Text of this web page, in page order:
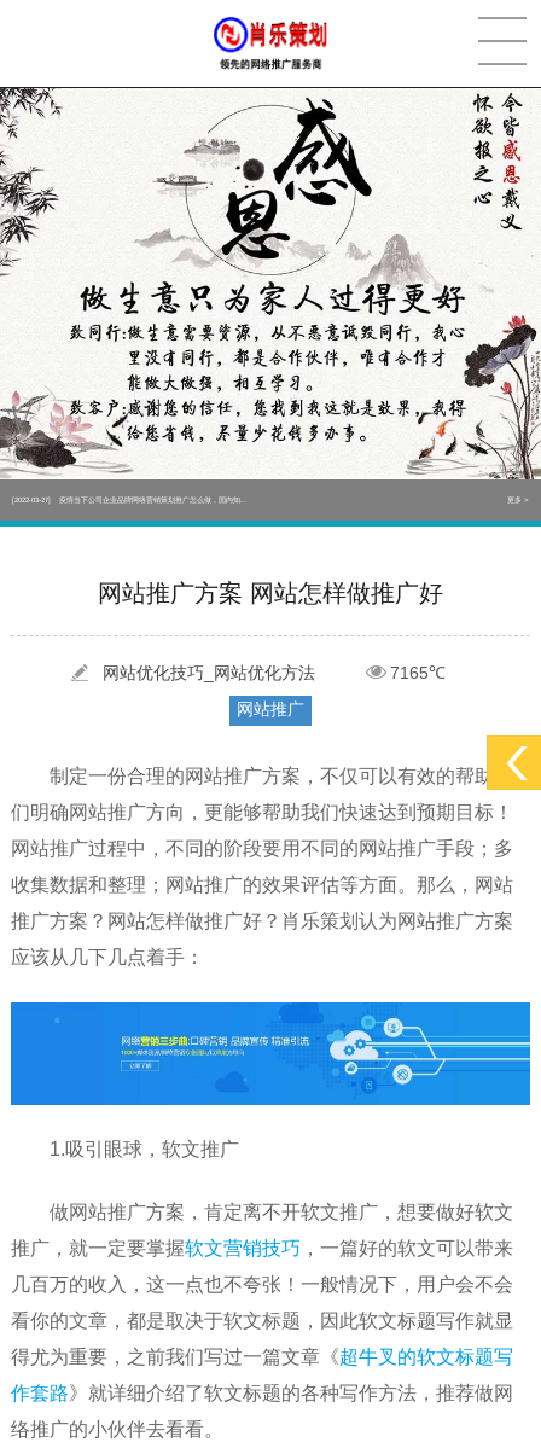
[2022-05-29] 实体门店如何做网络推广吸引客户，实体店网络营销技巧... 更多 >
[2022-05-04] 污水处理设备厂家产品如何做网络推广（污水处理项目网... 更多 >
[2022-03-27] 疫情当下公司企业品牌网络营销策划推广怎么做，国内知... 更多 >
实体门店如何做网络推广吸引客户，实体店网络营销技巧...
疫情当下公司企业品牌网络营销策划推广怎么做，国内知...
网站推广方案 网站怎样做推广好
网站优化技巧_网站优化方法
7165℃
网站推广
制定一份合理的网站推广方案，不仅可以有效的帮助我
们明确网站推广方向，更能够帮助我们快速达到预期目标！
网站推广过程中，不同的阶段要用不同的网站推广手段；多
收集数据和整理；网站推广的效果评估等方面。那么，网站
推广方案？网站怎样做推广好？肖乐策划认为网站推广方案
应该从几下几点着手：
1.吸引眼球，软文推广
做网站推广方案，肯定离不开软文推广，想要做好软文
推广，就一定要掌握软文营销技巧 ，一篇好的软文可以带来
几百万的收入，这一点也不夸张！一般情况下，用户会不会
看你的文章，都是取决于软文标题，因此软文标题写作就显
得尤为重要，之前我们写过一篇文章《超牛叉的软文标题写
作套路》就详细介绍了软文标题的各种写作方法，推荐做网
络推广的小伙伴去看看。